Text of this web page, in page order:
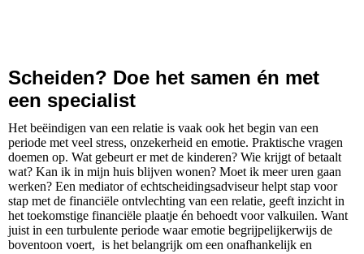
Scheiden? Doe het samen én met
een specialist
Het beëindigen van een relatie is vaak ook het begin van een
periode met veel stress, onzekerheid en emotie. Praktische vragen
doemen op. Wat gebeurt er met de kinderen? Wie krijgt of betaalt
wat? Kan ik in mijn huis blijven wonen? Moet ik meer uren gaan
werken? Een mediator of echtscheidingsadviseur helpt stap voor
stap met de financiële ontvlechting van een relatie, geeft inzicht in
het toekomstige financiële plaatje én behoedt voor valkuilen. Want
juist in een turbulente periode waar emotie begrijpelijkerwijs de
boventoon voert, is het belangrijk om een onafhankelijk en